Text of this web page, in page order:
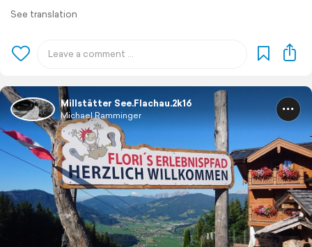
See translation
Millstätter See.Flachau.2k16
Michael Ramminger